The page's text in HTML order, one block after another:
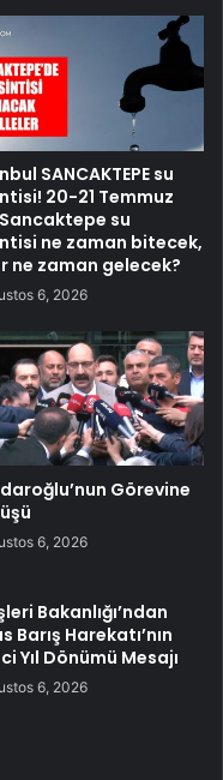
SANCAKTEPE su
20-21 Temmuz
Sancaktepe su
ne zaman bitecek,
ne zaman gelecek?
6, 2026
Görevine
6, 2026
Bakanlığı’ndan
Barış Harekatı’nın
Yıl Dönümü Mesajı
6, 2026